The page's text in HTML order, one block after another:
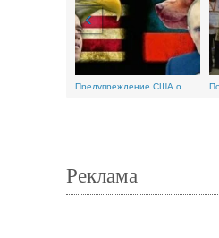
Предупреждение США о
‹
Реклама